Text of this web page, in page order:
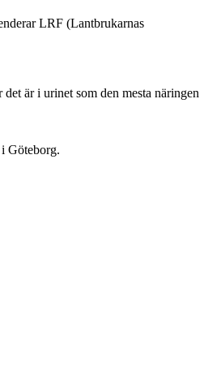
LRF (Lantbrukarnas
är i urinet som den mesta näringen
Göteborg.